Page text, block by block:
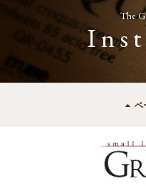
The
ペ